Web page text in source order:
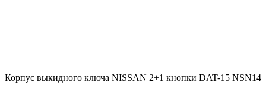
Корпус выкидного ключа NISSAN 2+1 кнопки DAT-15 NSN14